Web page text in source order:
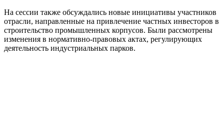
На сессии также обсуждались новые инициативы участников
отрасли, направленные на привлечение частных инвесторов в
строительство промышленных корпусов. Были рассмотрены
изменения в нормативно-правовых актах, регулирующих
деятельность индустриальных парков.